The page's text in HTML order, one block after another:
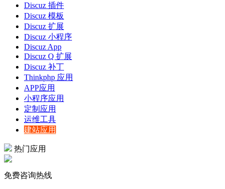
Discuz 插件
Discuz 模板
Discuz 扩展
Discuz 小程序
Discuz App
Discuz Q 扩展
Discuz 补丁
Thinkphp 应用
APP应用
小程序应用
定制应用
运维工具
建站应用
热门应用
免费咨询热线